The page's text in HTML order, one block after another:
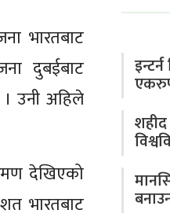
भारतबाट
दुबईबाट
उनी अहिले
देखिएको
भारतबाट